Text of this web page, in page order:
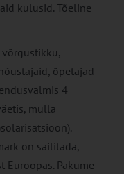
kulusid. Tõeline
õpetajad
4
mulla
on säilitada,
Pakume